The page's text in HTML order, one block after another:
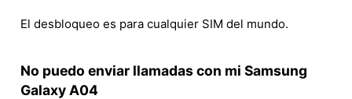
El desbloqueo es para cualquier SIM del mundo.
No puedo enviar llamadas con mi Samsung
Galaxy A04